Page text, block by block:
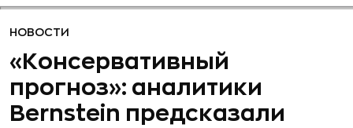
НОВОСТИ
«Консервативный
прогноз»: аналитики
Bernstein предсказали